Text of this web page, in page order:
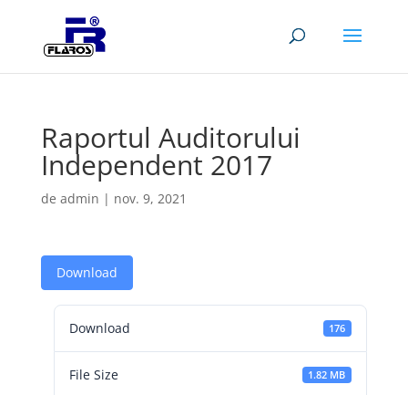
Raportul Auditorului
Independent 2017
de admin | nov. 9, 2021
Download
Download 176
File Size 1.82 MB